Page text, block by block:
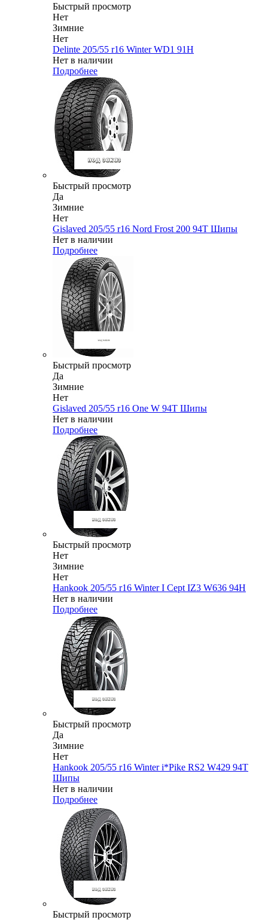
Быстрый просмотр
Нет
Зимние
Нет
Delinte 205/55 r16 Winter WD1 91H
Нет в наличии
Подробнее
Быстрый просмотр
Да
Зимние
Нет
Gislaved 205/55 r16 Nord Frost 200 94T Шипы
Нет в наличии
Подробнее
Быстрый просмотр
Да
Зимние
Нет
Gislaved 205/55 r16 One W 94T Шипы
Нет в наличии
Подробнее
Быстрый просмотр
Нет
Зимние
Нет
Hankook 205/55 r16 Winter I Cept IZ3 W636 94H
Нет в наличии
Подробнее
Быстрый просмотр
Да
Зимние
Нет
Hankook 205/55 r16 Winter i*Pike RS2 W429 94T
Шипы
Нет в наличии
Подробнее
Быстрый просмотр